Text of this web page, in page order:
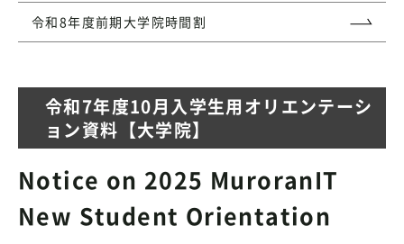
令和8年度前期大学院時間割
令和7年度10月入学生用オリエンテーシ
ョン資料【大学院】
Notice on 2025 MuroranIT
New Student Orientation